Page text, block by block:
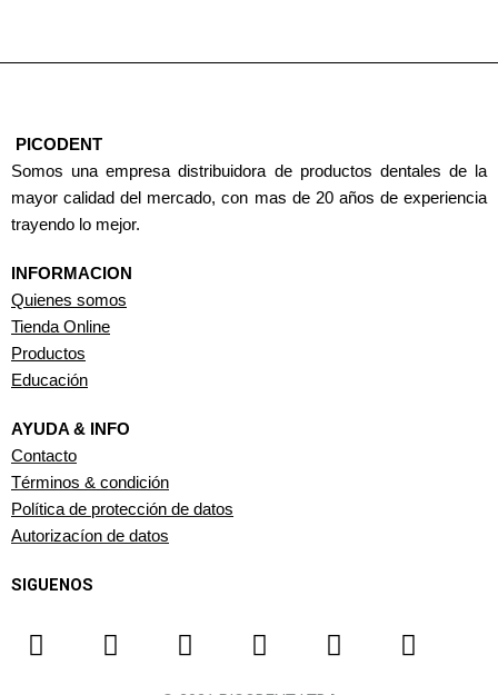
PICODENT
Somos una empresa distribuidora de productos dentales de la
mayor calidad del mercado, con mas de 20 años de experiencia
trayendo lo mejor.
INFORMACION
Quienes somos
Tienda Online
Productos
Educación
AYUDA & INFO
Contacto
Términos & condición
Política de protección de datos
Autorizacíon de datos
SIGUENOS
F
a
I
n
T
i
k
Y
o
u
W
h
a
L
i